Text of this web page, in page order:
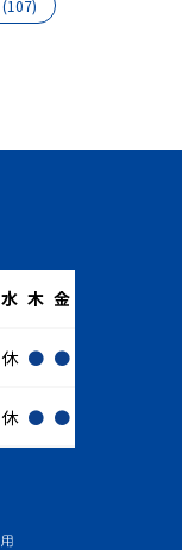
(107)
水 木 金
休 ● ●
休 ● ●